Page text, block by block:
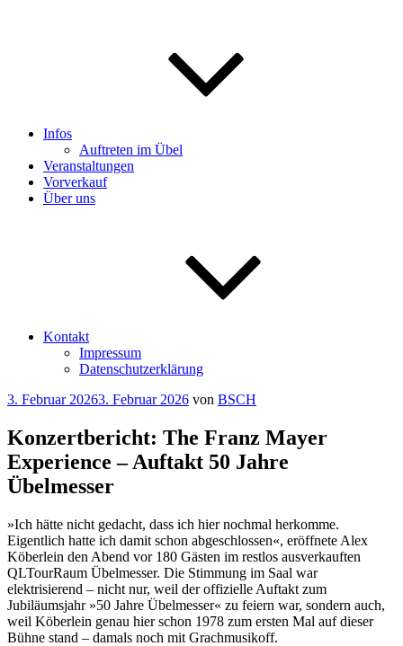
Infos
Auftreten im Übel
Veranstaltungen
Vorverkauf
Über uns
Kontakt
Impressum
Datenschutzerklärung
Veröffentlicht
3. Februar 20263. Februar 2026 von BSCH
Konzertbericht: The Franz Mayer
Experience – Auftakt 50 Jahre
Übelmesser
»Ich hätte nicht gedacht, dass ich hier nochmal herkomme.
Eigentlich hatte ich damit schon abgeschlossen«, eröffnete Alex
Köberlein den Abend vor 180 Gästen im restlos ausverkauften
QLTourRaum Übelmesser. Die Stimmung im Saal war
elektrisierend – nicht nur, weil der offizielle Auftakt zum
Jubiläumsjahr »50 Jahre Übelmesser« zu feiern war, sondern auch,
weil Köberlein genau hier schon 1978 zum ersten Mal auf dieser
Bühne stand – damals noch mit Grachmusikoff.